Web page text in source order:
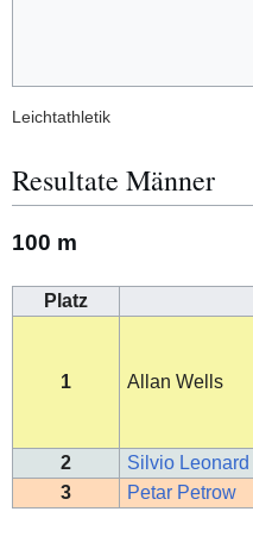
Leichtathletik
Resultate Männer
100 m
Platz
1 Allan Wells
2
Silvio Leonard
3
Petar Petrow